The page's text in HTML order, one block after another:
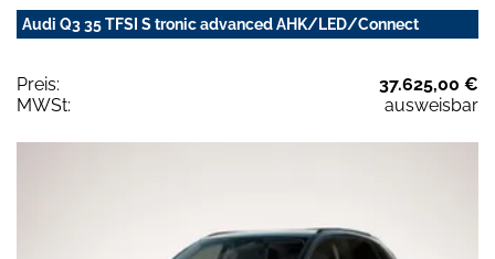
Audi Q3 35 TFSI S tronic advanced AHK/LED/Connect
Preis:
37.625,00 €
MWSt:
ausweisbar